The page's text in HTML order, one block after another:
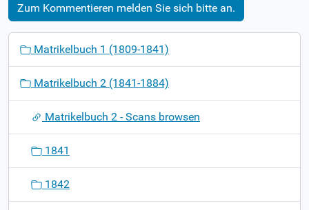
Zum Kommentieren melden Sie sich bitte an.
o
Matrikelbuch 1 (1809-1841)
Matrikelbuch 2 (1841-1884)
Matrikelbuch 2 - Scans browsen
1841
1842